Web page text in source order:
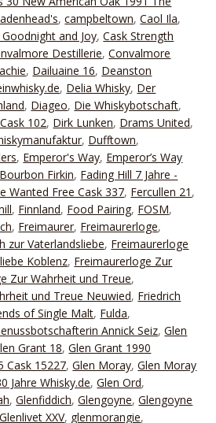
,campbeltown,Caol Ila,
and Joy,Cask Strength
Destillerie,Convalmore
, Dailuaine 16, Deanston
, Delia Whisky, Der
, Diageo, Die Whiskybotschaft,
102, Dirk Lunken, Drams United,
, Dufftown,
, Emperor's Way, Emperor’s Way
Firkin, Fading Hill 7 Jahre -
Wanted Free Cask 337, Fercullen 21 ,
, Finnland, Food Pairing, FOSM,
, Freimaurer, Freimaurerloge,
zur Vaterlandsliebe, Freimaurerloge
Koblenz, Freimaurerloge Zur
Zur Wahrheit und Treue,
und Treue Neuwied, Friedrich
of Single Malt, Fulda,
Annick Seiz,Glen
Grant 18,Glen Grant 1990
Cask 15227,Glen Moray,Glen Moray
Jahre Whisky.de,Glen Ord,
,Glenfiddich,Glengoyne,Glengoyne
Glenlivet XXV, glenmorangie,